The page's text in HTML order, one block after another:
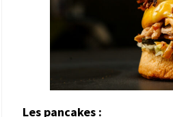
Les pancakes :